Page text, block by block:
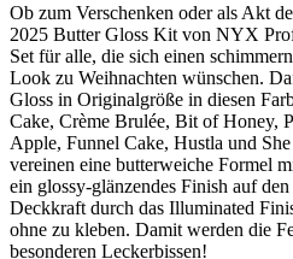
Ob zum Verschenken oder als Akt
2025 Butter Gloss Kit von NYX
Set für alle, die sich einen
Look zu Weihnachten wünschen.
Gloss in Originalgröße in diesen
Cake, Crème Brulée, Bit of Honey,
Apple, Funnel Cake, Hustla und
vereinen eine butterweiche Formel
ein glossy-glänzendes Finish auf
Deckkraft durch das Illuminated
ohne zu kleben. Damit werden die
besonderen Leckerbissen!